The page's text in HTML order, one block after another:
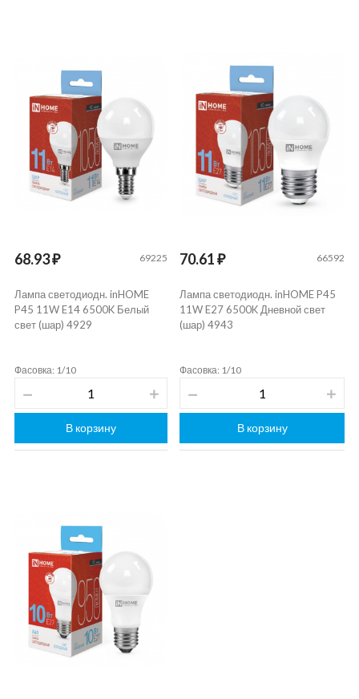
68.93 ₽ 69225
Лампа светодиодн. inHOME
P45 11W E14 6500K Белый
свет (шар) 4929
Фасовка: 1/10
В корзину
70.61 ₽ 66592
Лампа светодиодн. inHOME P45
11W E27 6500K Дневной свет
(шар) 4943
Фасовка: 1/10
В корзину